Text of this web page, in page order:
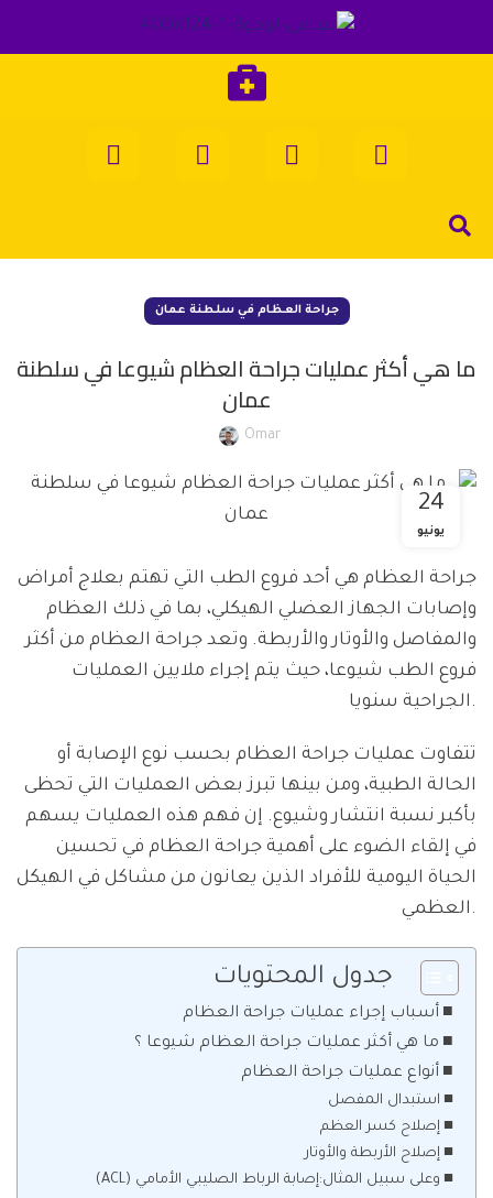
جراحة العظام في سلطنة عمان
ما هي أكثر عمليات جراحة العظام شيوعا في سلطنة
عمان
Omar
24
يونيو
جراحة العظام هي أحد فروع الطب التي تهتم بعلاج أمراض
وإصابات الجهاز العضلي الهيكلي، بما في ذلك العظام
والمفاصل والأوتار والأربطة. وتعد جراحة العظام من أكثر
فروع الطب شيوعا، حيث يتم إجراء ملايين العمليات
الجراحية سنويا.
تتفاوت عمليات جراحة العظام بحسب نوع الإصابة أو
الحالة الطبية، ومن بينها تبرز بعض العمليات التي تحظى
بأكبر نسبة انتشار وشيوع. إن فهم هذه العمليات يسهم
في إلقاء الضوء على أهمية جراحة العظام في تحسين
الحياة اليومية للأفراد الذين يعانون من مشاكل في الهيكل
العظمي.
جدول المحتويات
أسباب إجراء عمليات جراحة العظام
ما هي أكثر عمليات جراحة العظام شيوعا ؟
أنواع عمليات جراحة العظام
استبدال المفصل
إصلاح كسر العظم
إصلاح الأربطة والأوتار
وعلى سبيل المثال:إصابة الرباط الصليبي الأمامي (ACL)